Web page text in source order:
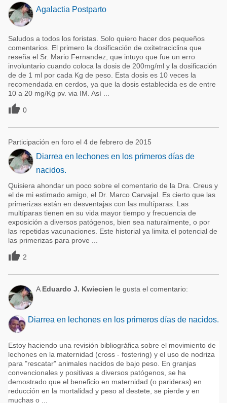
Agalactia Postparto
Saludos a todos los foristas. Solo quiero hacer dos pequeños
comentarios. El primero la dosificación de oxitetraciclina que
reseña el Sr. Mario Fernandez, que intuyo que fue un erro
involuntario cuando coloca la dosis de 200mg/ml y la dosificación
de de 1 ml por cada Kg de peso. Esta dosis es 10 veces la
recomendada en cerdos, ya que la dosis establecida es de entre
10 a 20 mg/Kg pv. via IM. Así ...
 0
Participación en foro el 4 de febrero de 2015
Diarrea en lechones en los primeros días de
nacidos.
Quisiera ahondar un poco sobre el comentario de la Dra. Creus y
el de mi estimado amigo, el Dr. Marco Carvajal. Es cierto que las
primerizas están en desventajas con las multíparas. Las
multíparas tienen en su vida mayor tiempo y frecuencia de
exposición a diversos patógenos, bien sea naturalmente, o por
las repetidas vacunaciones. Este historial ya limita el potencial de
las primerizas para prove ...
 2
A Eduardo J. Kwiecien le gusta el comentario:
Diarrea en lechones en los primeros días de nacidos.
Estoy haciendo una revisión bibliográfica sobre el movimiento de
lechones en la maternidad (cross - fostering) y el uso de nodriza
para "rescatar" animales nacidos de bajo peso. En granjas
convencionales y positivas a diversos patógenos, se ha
demostrado que el beneficio en maternidad (o parideras) en
reducción en la mortalidad y peso al destete, se pierde y en
muchas o ...